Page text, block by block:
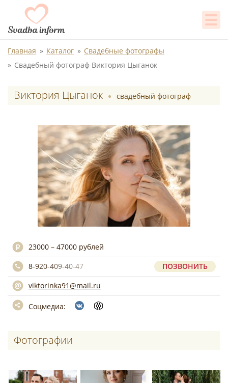
Главная Каталог
Свадебные фотографы
Свадебный фотограф Виктория Цыганок
Виктория Цыганок свадебный фотограф
23000 – 47000 рублей
8-920-409-40-47
ПОЗВОНИТЬ
viktorinka91@mail.ru
Соцмедиа:
Фотографии